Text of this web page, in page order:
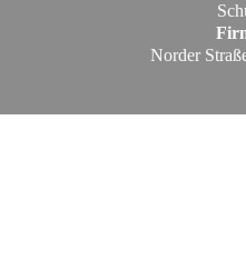
Norder